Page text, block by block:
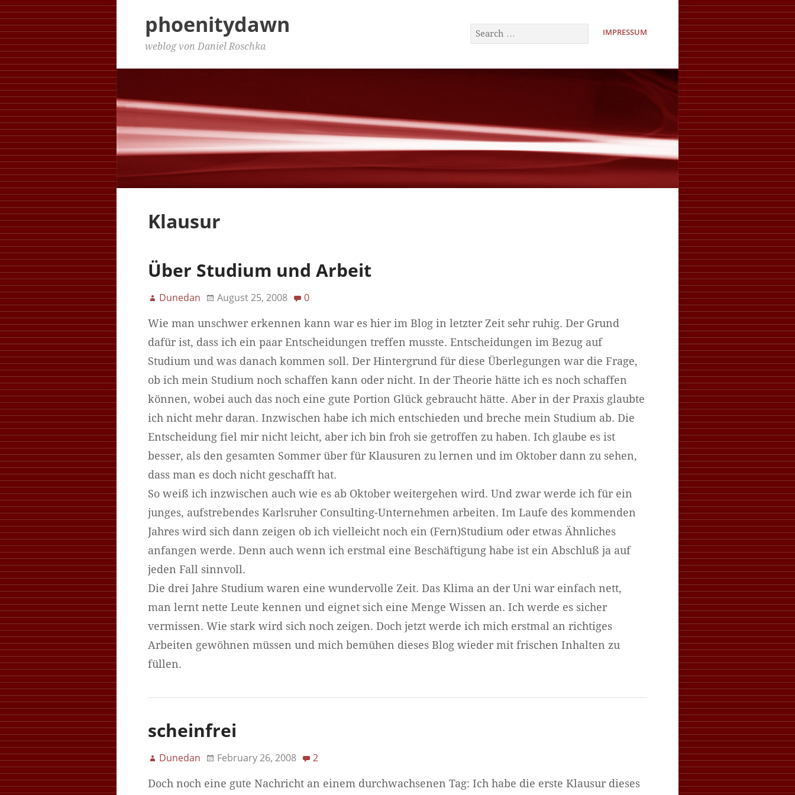
phoenitydawn
weblog von Daniel Roschka
IMPRESSUM
Klausur
Über Studium und Arbeit
Dunedan August 25, 2008 0
Wie man unschwer erkennen kann war es hier im Blog in letzter Zeit sehr ruhig. Der Grund
dafür ist, dass ich ein paar Entscheidungen treffen musste. Entscheidungen im Bezug auf
Studium und was danach kommen soll. Der Hintergrund für diese Überlegungen war die Frage,
ob ich mein Studium noch schaffen kann oder nicht. In der Theorie hätte ich es noch schaffen
können, wobei auch das noch eine gute Portion Glück gebraucht hätte. Aber in der Praxis glaubte
ich nicht mehr daran. Inzwischen habe ich mich entschieden und breche mein Studium ab. Die
Entscheidung fiel mir nicht leicht, aber ich bin froh sie getroffen zu haben. Ich glaube es ist
besser, als den gesamten Sommer über für Klausuren zu lernen und im Oktober dann zu sehen,
dass man es doch nicht geschafft hat.
So weiß ich inzwischen auch wie es ab Oktober weitergehen wird. Und zwar werde ich für ein
junges, aufstrebendes Karlsruher Consulting-Unternehmen arbeiten. Im Laufe des kommenden
Jahres wird sich dann zeigen ob ich vielleicht noch ein (Fern)Studium oder etwas Ähnliches
anfangen werde. Denn auch wenn ich erstmal eine Beschäftigung habe ist ein Abschluß ja auf
jeden Fall sinnvoll.
Die drei Jahre Studium waren eine wundervolle Zeit. Das Klima an der Uni war einfach nett,
man lernt nette Leute kennen und eignet sich eine Menge Wissen an. Ich werde es sicher
vermissen. Wie stark wird sich noch zeigen. Doch jetzt werde ich mich erstmal an richtiges
Arbeiten gewöhnen müssen und mich bemühen dieses Blog wieder mit frischen Inhalten zu
füllen.
scheinfrei
Dunedan February 26, 2008 2
Doch noch eine gute Nachricht an einem durchwachsenen Tag: Ich habe die erste Klausur dieses